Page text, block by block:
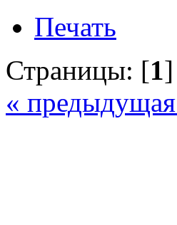
Печать
Страницы: [1]
«